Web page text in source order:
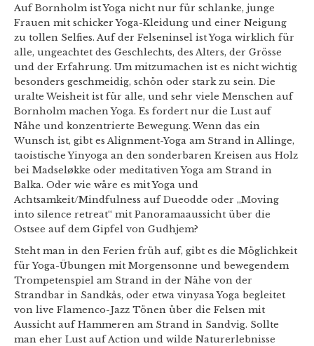
Auf Bornholm ist Yoga nicht nur für schlanke, junge
Frauen mit schicker Yoga-Kleidung und einer Neigung
zu tollen Selfies. Auf der Felseninsel ist Yoga wirklich für
alle, ungeachtet des Geschlechts, des Alters, der Grösse
und der Erfahrung. Um mitzumachen ist es nicht wichtig
besonders geschmeidig, schön oder stark zu sein. Die
uralte Weisheit ist für alle, und sehr viele Menschen auf
Bornholm machen Yoga. Es fordert nur die Lust auf
Nähe und konzentrierte Bewegung. Wenn das ein
Wunsch ist, gibt es Alignment-Yoga am Strand in Allinge,
taoistische Yinyoga an den sonderbaren Kreisen aus Holz
bei Madseløkke oder meditativen Yoga am Strand in
Balka. Oder wie wäre es mit Yoga und
Achtsamkeit/Mindfulness auf Dueodde oder „Moving
into silence retreat“ mit Panoramaaussicht über die
Ostsee auf dem Gipfel von Gudhjem?
Steht man in den Ferien früh auf, gibt es die Möglichkeit
für Yoga-Übungen mit Morgensonne und bewegendem
Trompetenspiel am Strand in der Nähe von der
Strandbar in Sandkås, oder etwa vinyasa Yoga begleitet
von live Flamenco-Jazz Tönen über die Felsen mit
Aussicht auf Hammeren am Strand in Sandvig. Sollte
man eher Lust auf Action und wilde Naturerlebnisse